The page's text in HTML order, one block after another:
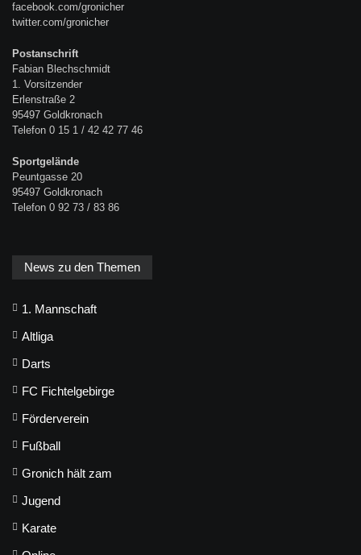
facebook.com/gronicher
twitter.com/gronicher
Postanschrift
Fabian Blechschmidt
1. Vorsitzender
Erlenstraße 2
95497 Goldkronach
Telefon 0 15 1 / 42 42 77 46
Sportgelände
Peuntgasse 20
95497 Goldkronach
Telefon 0 92 73 / 83 86
News zu den Themen
1. Mannschaft
Altliga
Darts
FC Fichtelgebirge
Förderverein
Fußball
Gronich hält zam
Jugend
Karate